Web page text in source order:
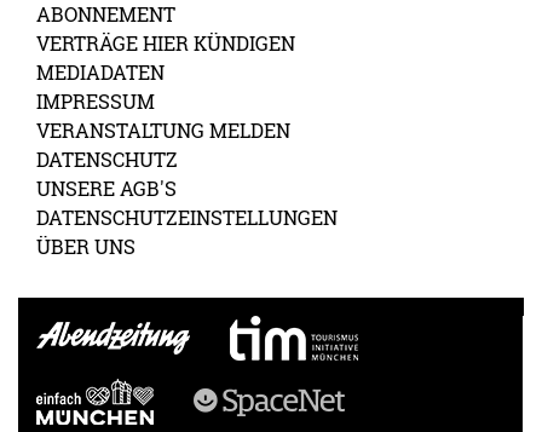
ABONNEMENT
VERTRÄGE HIER KÜNDIGEN
MEDIADATEN
IMPRESSUM
VERANSTALTUNG MELDEN
DATENSCHUTZ
UNSERE AGB'S
DATENSCHUTZEINSTELLUNGEN
ÜBER UNS